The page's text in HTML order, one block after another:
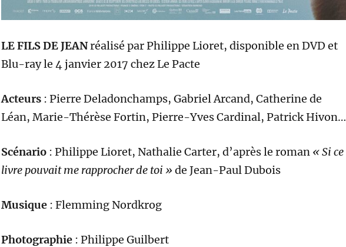
LE FILS DE JEANréalisé parPhilippe Lioret, disponible en DVD et
Blu-rayle 4janvier 2017 chez Le Pacte
Acteurs: Pierre Deladonchamps, Gabriel Arcand, Catherine de
Léan, Marie-Thérèse Fortin, Pierre-Yves Cardinal, Patrick Hivon…
Scénario: Philippe Lioret, Nathalie Carter, d’après le roman « Si ce
livre pouvait me rapprocher de toi » de Jean-Paul Dubois
Musique: Flemming Nordkrog
Photographie: Philippe Guilbert